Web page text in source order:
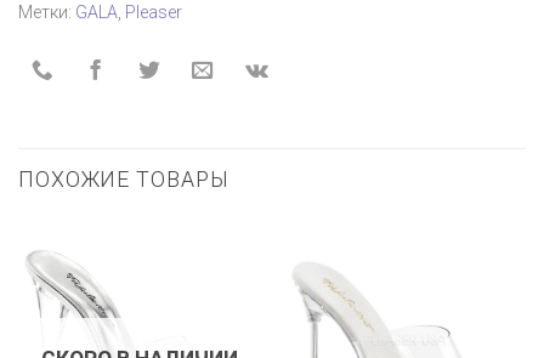
Метки: GALA Pleaser
ПОХОЖИЕ ТОВАРЫ